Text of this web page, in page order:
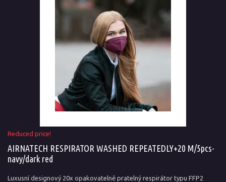
Reduced price!
AIRNATECH RESPIRATOR WASHED REPEATEDLY+20 M/5pcs-
navy/dark red
Luxusní designový 20x opakovatelně pratelný respirátor typu FFP2